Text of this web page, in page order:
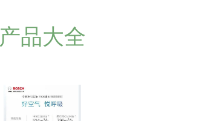
产品大全